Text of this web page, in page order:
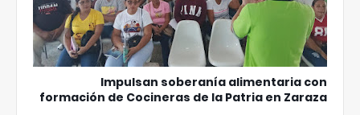
Impulsan soberanía alimentaria con
formación de Cocineras de la Patria en Zaraza